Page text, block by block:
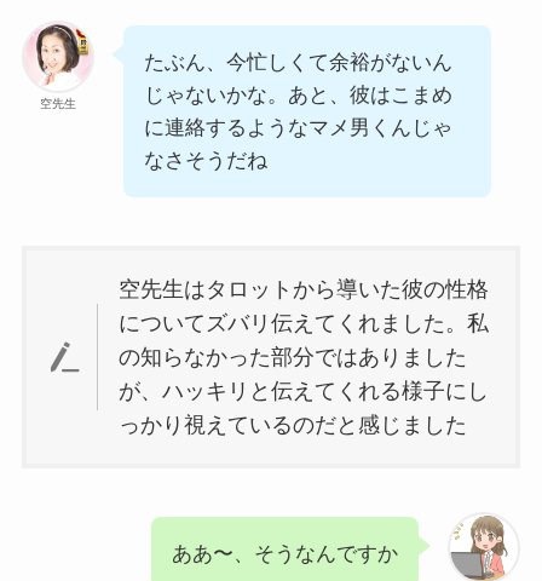
空先生
たぶん、今忙しくて余裕がないん
じゃないかな。あと、彼はこまめ
に連絡するようなマメ男くんじゃ
なさそうだね
空先生はタロットから導いた彼の性格
についてズバリ伝えてくれました。私
の知らなかった部分ではありました
が、ハッキリと伝えてくれる様子にし
っかり視えているのだと感じました
ああ〜、そうなんですか